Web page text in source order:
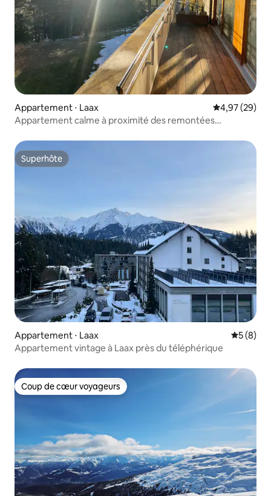
Appartement ⋅ Laax Évaluation
4,97 (29)
Appartement calme à proximité des remontées
Superhôte
Superhôte
Appartement ⋅ Laax
5 (8)
Appartement vintage à Laax près du téléphérique
Coup de cœur voyageurs
Coup de cœur voyageurs